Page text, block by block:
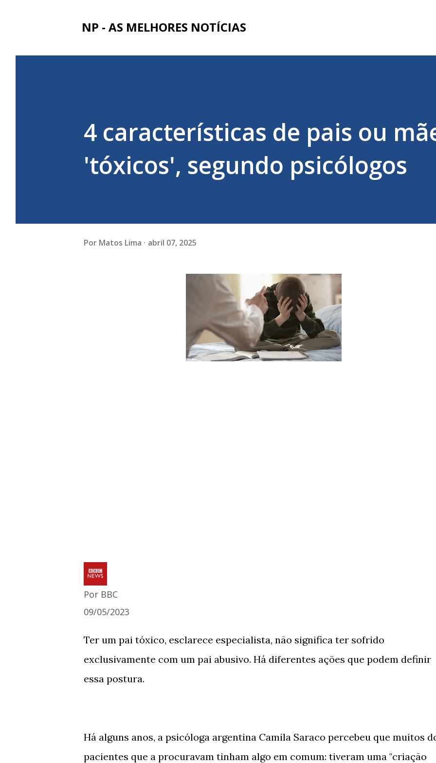
NP - AS MELHORES NOTÍCIAS
4 características de pais ou
'tóxicos', segundo psicólogos
Por Matos Lima abril 07, 2025
Por BBC
09/05/2023
Ter um pai tóxico, esclarece especialista, não significa ter sofrido
exclusivamente com um pai abusivo. Há diferentes ações que podem definir
essa postura.
Há alguns anos, a psicóloga argentina Camila Saraco percebeu que muitos
pacientes que a procuravam tinham algo em comum: tiveram uma "criação